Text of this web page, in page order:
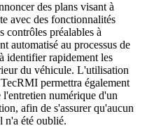
des plans visant à
avec des fonctionnalités
contrôles préalables à
automatisé au processus de
identifier rapidement les
du véhicule. L'utilisation
permettra également
numérique d'un
afin de s'assurer qu'aucun
n'a été oublié.